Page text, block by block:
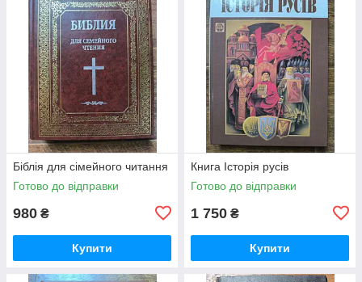
Біблія для сімейного читання
Готово до відправки
980 ₴
Купити
Книга Історія русiв
Готово до відправки
1 750 ₴
Купити